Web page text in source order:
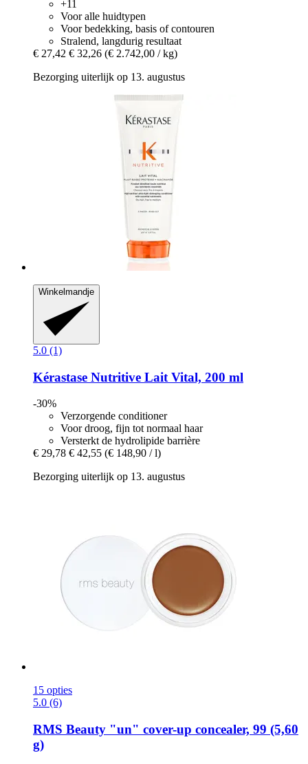
+11
Voor alle huidtypen
Voor bedekking, basis of contouren
Stralend, langdurig resultaat
€ 27,42 € 32,26 (€ 2.742,00 / kg)
Bezorging uiterlijk op 13. augustus
Winkelmandje
5.0 (1)
Kérastase Nutritive Lait Vital, 200 ml
-30%
Verzorgende conditioner
Voor droog, fijn tot normaal haar
Versterkt de hydrolipide barrière
€ 29,78 € 42,55 (€ 148,90 / l)
Bezorging uiterlijk op 13. augustus
15 opties
5.0 (6)
RMS Beauty "un" cover-​up concealer, 99 (5,60
g)